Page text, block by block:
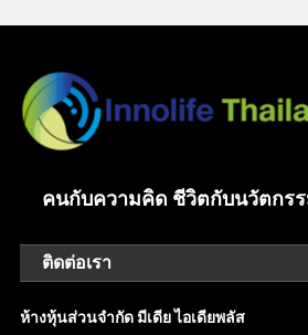
คนกับความคิด ชีวิตกับนวัตกร
ติดต่อเรา
ห้างหุ้นส่วนจำกัด มีเดีย ไอเดียพลัส